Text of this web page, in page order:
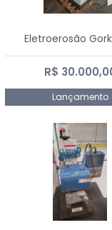
Eletroerosão
R$
Lançamento